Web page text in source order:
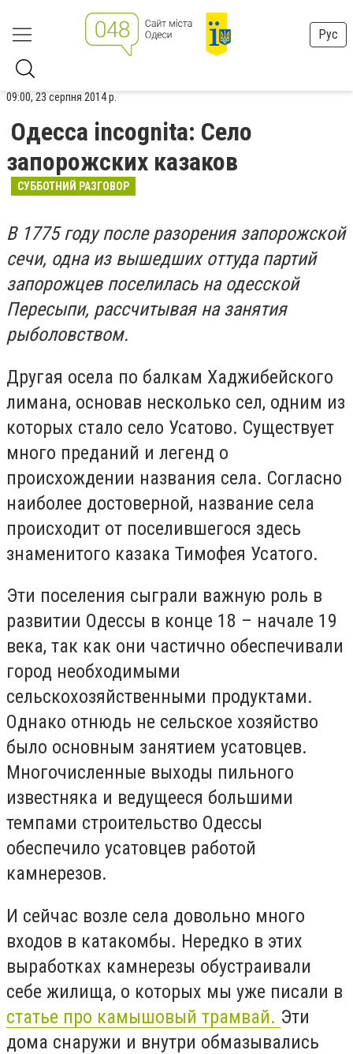
Рус
09:00, 23 серпня 2014 р.
Одесса incognita: Село
запорожских казаков
СУББОТНИЙ РАЗГОВОР
В 1775 году после разорения запорожской
сечи, одна из вышедших оттуда партий
запорожцев поселилась на одесской
Пересыпи, рассчитывая на занятия
рыболовством.
Другая осела по балкам Хаджибейского
лимана, основав несколько сел, одним из
которых стало село Усатово. Существует
много преданий и легенд о
происхождении названия села. Согласно
наиболее достоверной, название села
происходит от поселившегося здесь
знаменитого казака Тимофея Усатого.
Эти поселения сыграли важную роль в
развитии Одессы в конце 18 – начале 19
века, так как они частично обеспечивали
город необходимыми
сельскохозяйственными продуктами.
Однако отнюдь не сельское хозяйство
было основным занятием усатовцев.
Многочисленные выходы пильного
известняка и ведущееся большими
темпами строительство Одессы
обеспечило усатовцев работой
камнерезов.
И сейчас возле села довольно много
входов в катакомбы. Нередко в этих
выработках камнерезы обустраивали
себе жилища, о которых мы уже писали в
статье про камышовый трамвай. Эти
дома снаружи и внутри обмазывались